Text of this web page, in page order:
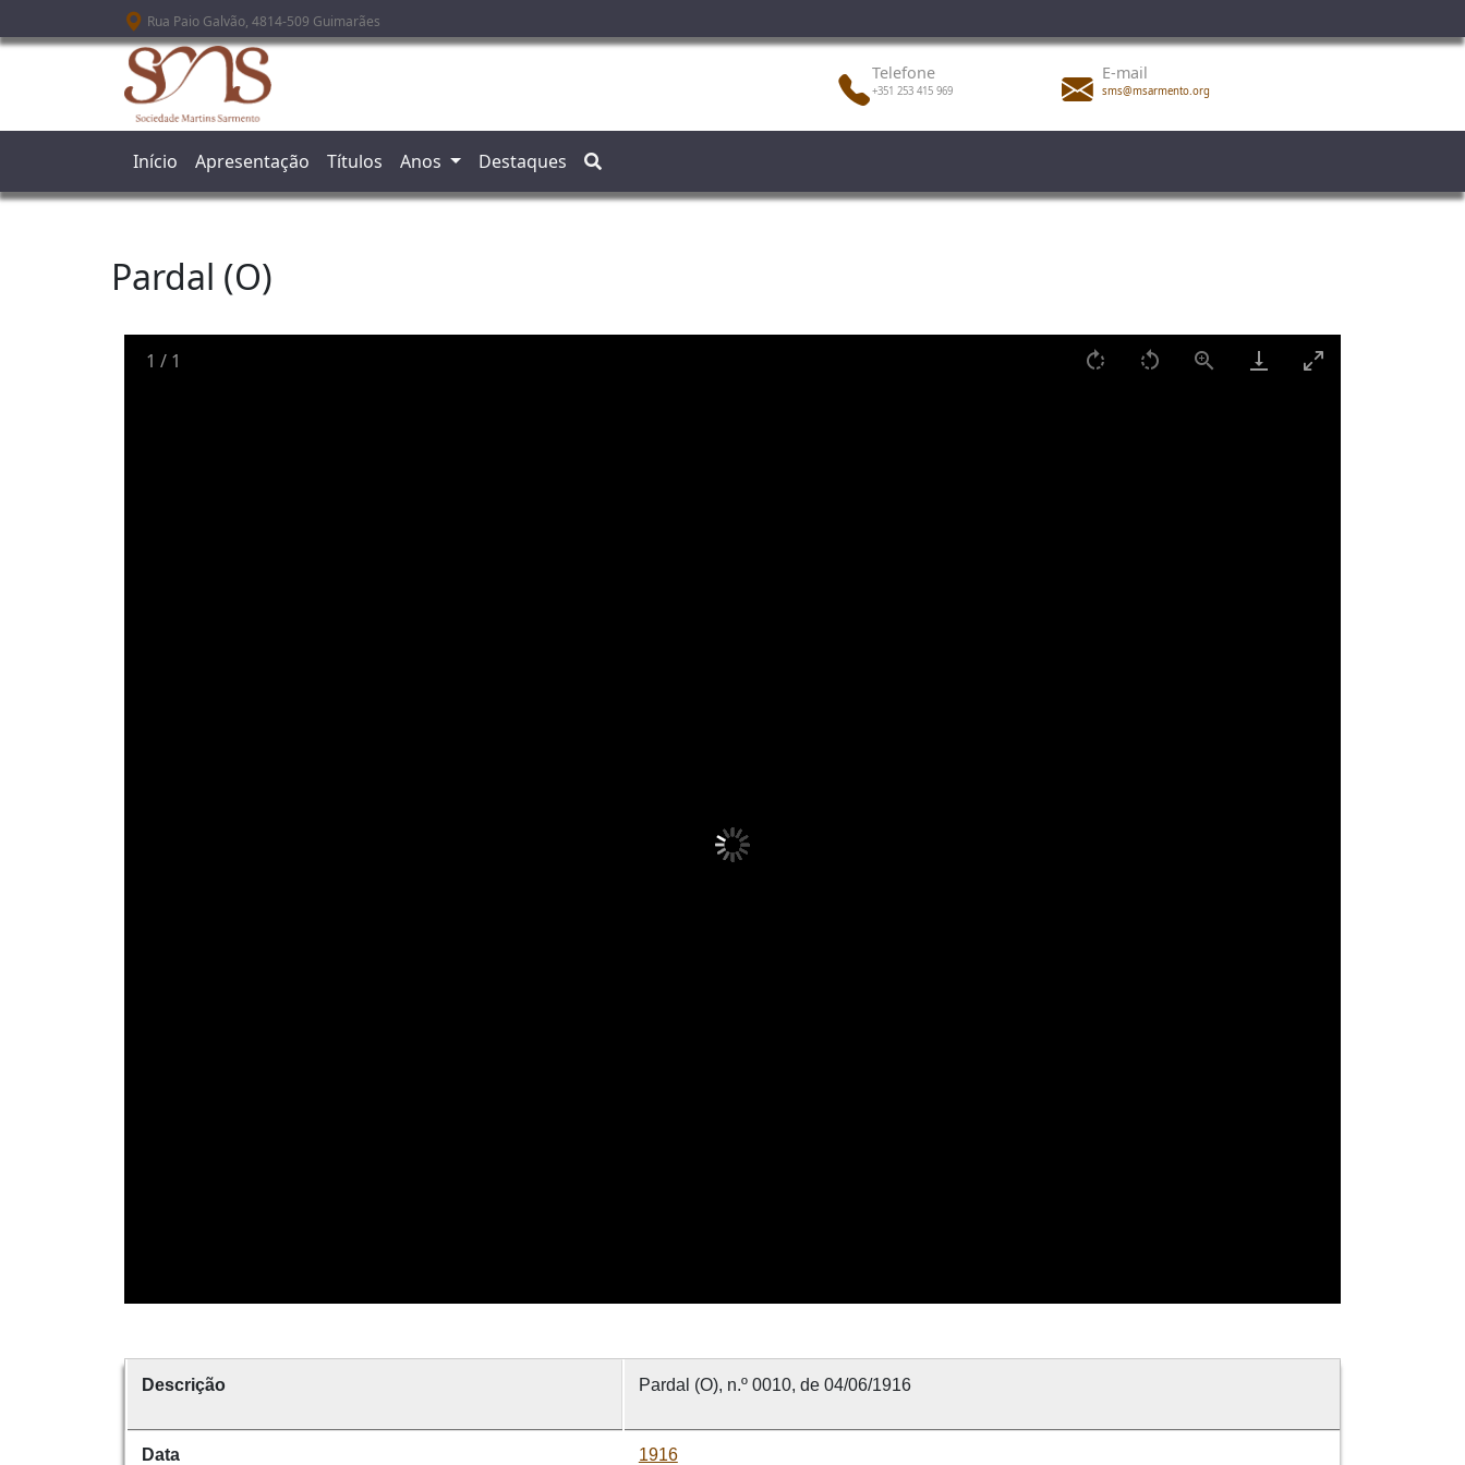
Passar para o conteúdo principal
Rua Paio Galvão, 4814-509 Guimarães
Telefone
+351 253 415 969
E-mail
sms@msarmento.org
Início Apresentação Títulos Anos Destaques
Pardal (O)
1 / 1
Descrição Pardal (O), n.º 0010, de 04/06/1916
Data 1916